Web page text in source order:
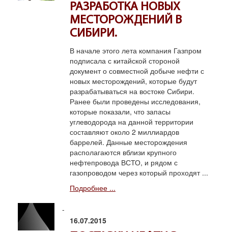
РАЗРАБОТКА НОВЫХ
МЕСТОРОЖДЕНИЙ В
СИБИРИ.
В начале этого лета компания Газпром
подписала с китайской стороной
документ о совместной добыче нефти с
новых месторождений, которые будут
разрабатываться на востоке Сибири.
Ранее были проведены исследования,
которые показали, что запасы
углеводорода на данной территории
составляют около 2 миллиардов
баррелей. Данные месторождения
располагаются вблизи крупного
нефтепровода ВСТО, и рядом с
газопроводом через который проходят ...
Подробнее ...
16.07.2015